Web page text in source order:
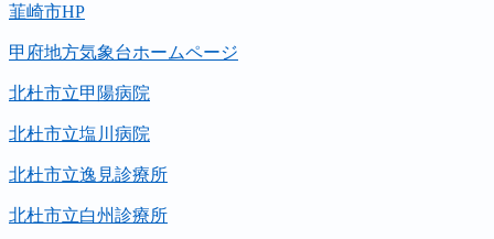
韮崎市HP
甲府地方気象台ホームページ
北杜市立甲陽病院
北杜市立塩川病院
北杜市立逸見診療所
北杜市立白州診療所